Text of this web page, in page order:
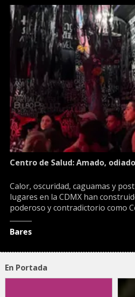
Centro de Salud: Amado,
Calor, oscuridad, caguamas y
lugares en la CDMX han
poderoso y contradictorio como
Bares
En Portada